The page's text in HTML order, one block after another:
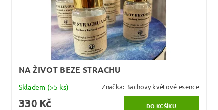
NA ŽIVOT BEZE STRACHU
Skladem (>5 ks) Značka: Bachovy květové esence
330 Kč